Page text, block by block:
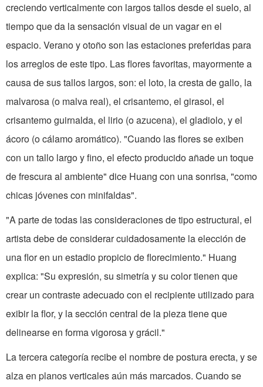
creciendo verticalmente con largos tallos desde el suelo, al
tiempo que da la sensación visual de un vagar en el
espacio. Verano y otoño son las estaciones preferidas para
los arreglos de este tipo. Las flores favoritas, mayormente a
causa de sus tallos largos, son: el loto, la cresta de gallo, la
malvarosa (o malva real), el crisantemo, el girasol, el
crisantemo guirnalda, el lirio (o azucena), el gladiolo, y el
ácoro (o cálamo aromático). "Cuando las flores se exiben
con un tallo largo y fino, el efecto producido añade un toque
de frescura al ambiente" dice Huang con una sonrisa, "como
chicas jóvenes con minifaldas".
"A parte de todas las consideraciones de tipo estructural, el
artista debe de considerar cuidadosamente la elección de
una flor en un estadio propicio de florecimiento." Huang
explica: "Su expresión, su simetría y su color tienen que
crear un contraste adecuado con el recipiente utilizado para
exibir la flor, y la sección central de la pieza tiene que
delinearse en forma vigorosa y grácil."
La tercera categoría recibe el nombre de postura erecta, y se
alza en planos verticales aún más marcados. Cuando se